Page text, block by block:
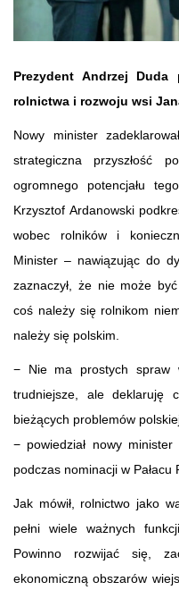
Prezydent Andrzej Duda
rolnictwa i rozwoju wsi
Nowy minister
strategiczna przyszłość
ogromnego potencjału
Krzysztof Ardanowski
wobec rolników i
Minister – nawiązując do
zaznaczył, że nie może
coś należy się rolnikom
należy się polskim.
− Nie ma prostych spraw
trudniejsze, ale deklaruję
bieżących problemów
− powiedział nowy
podczas nominacji w Pałacu
Jak mówił, rolnictwo jako
pełni wiele ważnych
Powinno rozwijać się,
ekonomiczną obszarów